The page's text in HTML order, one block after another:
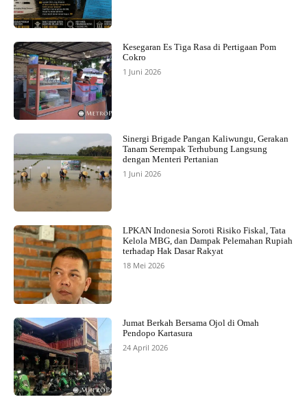
Kesegaran Es Tiga Rasa di Pertigaan Pom
Cokro
1 Juni 2026
Sinergi Brigade Pangan Kaliwungu, Gerakan
Tanam Serempak Terhubung Langsung
dengan Menteri Pertanian
1 Juni 2026
LPKAN Indonesia Soroti Risiko Fiskal, Tata
Kelola MBG, dan Dampak Pelemahan Rupiah
terhadap Hak Dasar Rakyat
18 Mei 2026
Jumat Berkah Bersama Ojol di Omah
Pendopo Kartasura
24 April 2026